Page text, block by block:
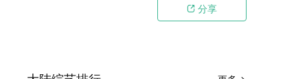
 分享